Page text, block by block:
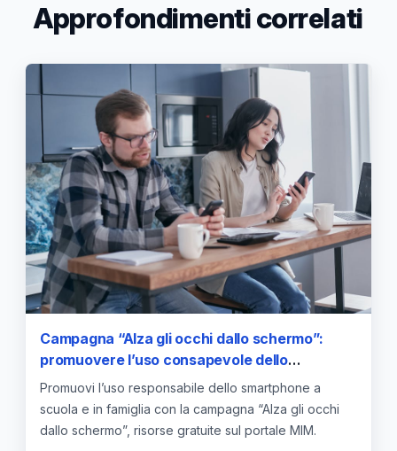
Approfondimenti correlati
Campagna “Alza gli occhi dallo schermo”:
promuovere l’uso consapevole dello
smartphone a scuola e in famiglia
Promuovi l’uso responsabile dello smartphone a
scuola e in famiglia con la campagna “Alza gli occhi
dallo schermo”, risorse gratuite sul portale MIM.